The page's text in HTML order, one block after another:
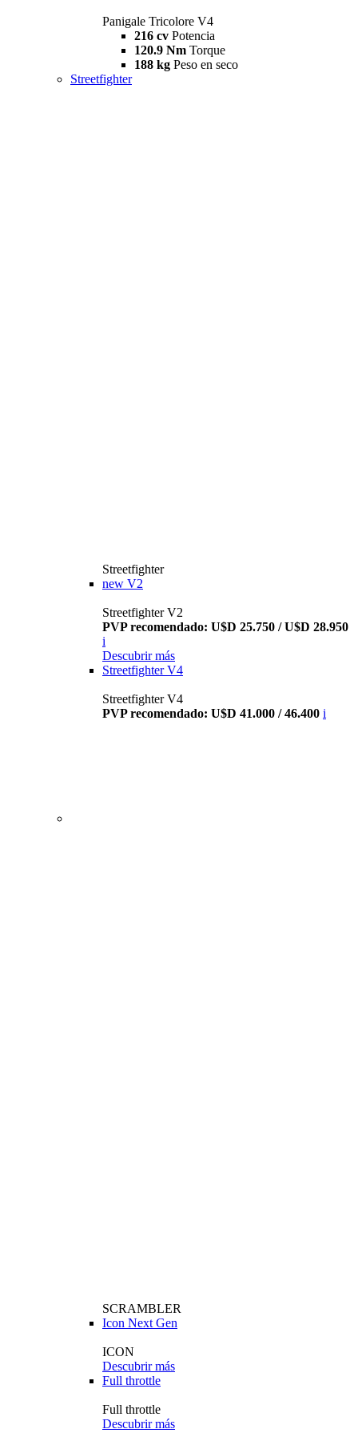
Panigale Tricolore V4
216 cv Potencia
120.9 Nm Torque
188 kg Peso en seco
Streetfighter
Streetfighter
new V2
Streetfighter V2
PVP recomendado: U$D 25.750 / U$D 28.950
i
Descubrir más
Streetfighter V4
Streetfighter V4
PVP recomendado: U$D 41.000 / 46.400 i
SCRAMBLER
Icon Next Gen
ICON
Descubrir más
Full throttle
Full throttle
Descubrir más